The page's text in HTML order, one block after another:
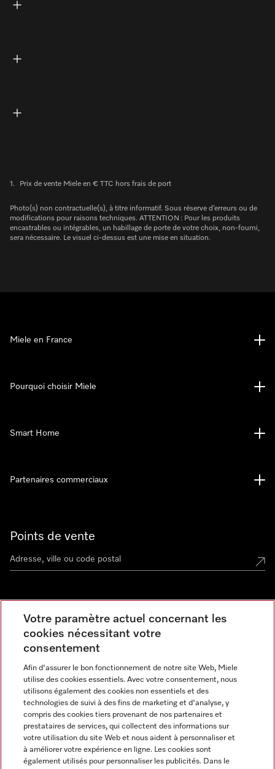
1. Prix de vente Miele en € TTC hors frais de port
Photo(s) non contractuelle(s), à titre informatif. Sous réserve d’erreurs ou de
modifications pour raisons techniques. ATTENTION : Pour les produits
encastrables ou intégrables, un habillage de porte de votre choix, non-fourni,
sera nécessaire. Le visuel ci-dessus est une mise en situation.
Points de vente
Découvrez la boutique Miele proche de chez vous
Newsletter
Miele en France
Pourquoi choisir Miele
Smart Home
Partenaires commerciaux
Votre paramètre actuel concernant les
cookies nécessitant votre
consentement
Afin d'assurer le bon fonctionnement de notre site Web, Miele
utilise des cookies essentiels. Avec votre consentement, nous
utilisons également des cookies non essentiels et des
technologies de suivi à des fins de marketing et d'analyse, y
compris des cookies tiers provenant de nos partenaires et
prestataires de services, qui collectent des informations sur
votre utilisation du site Web et nous aident à personnaliser et
à améliorer votre expérience en ligne. Les cookies sont
également utilisés pour personnaliser les publicités. Dans le